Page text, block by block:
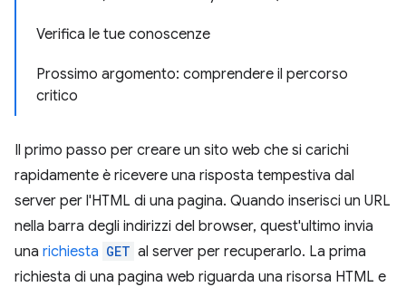
Verifica le tue conoscenze
Prossimo argomento: comprendere il percorso
critico
Il primo passo per creare un sito web che si carichi
rapidamente è ricevere una risposta tempestiva dal
server per l'HTML di una pagina. Quando inserisci un URL
nella barra degli indirizzi del browser, quest'ultimo invia
una richiesta GET al server per recuperarlo. La prima
richiesta di una pagina web riguarda una risorsa HTML e